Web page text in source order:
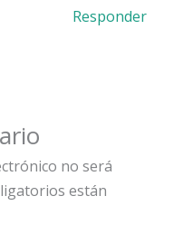
Responder
no será
están